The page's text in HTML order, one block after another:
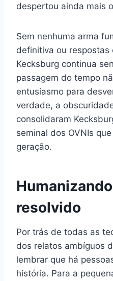
despertou ainda mais
Sem nenhuma arma
definitiva ou respostas
Kecksburg continua
passagem do tempo
entusiasmo para
verdade, a
consolidaram
seminal dos OVNIs
geração.
resolvido
Por trás de todas as
dos relatos ambíguos
lembrar que há
história. Para a